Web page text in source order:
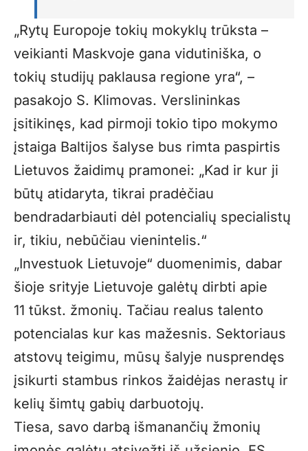
„Rytų Europoje tokių mokyklų trūksta –
veikianti Maskvoje gana vidutiniška, o
tokių studijų paklausa regione yra“, –
pasakojo S. Klimovas. Verslininkas
įsitikinęs, kad pirmoji tokio tipo mokymo
įstaiga Baltijos šalyse bus rimta paspirtis
Lietuvos žaidimų pramonei: „Kad ir kur ji
būtų atidaryta, tikrai pradėčiau
bendradarbiauti dėl potencialių specialistų
ir, tikiu, nebūčiau vienintelis.“
„Investuok Lietuvoje“ duomenimis, dabar
šioje srityje Lietuvoje galėtų dirbti apie
11 tūkst. žmonių. Tačiau realus talento
potencialas kur kas mažesnis. Sektoriaus
atstovų teigimu, mūsų šalyje nusprendęs
įsikurti stambus rinkos žaidėjas nerastų ir
kelių šimtų gabių darbuotojų.
Tiesa, savo darbą išmanančių žmonių